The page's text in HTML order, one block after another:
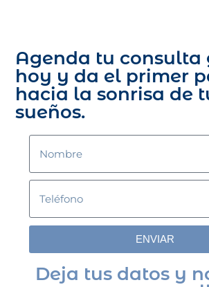
Agenda tu consulta
hoy y da el primer
hacia la sonrisa de
sueños.
ENVIAR
Deja tus datos y